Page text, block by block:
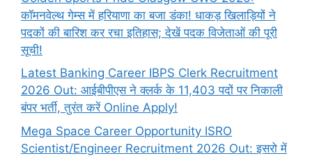
कॉमनवेल्थ गेम्स में हरियाणा का बजा डंका! धाकड़ खिलाड़ियों ने
पदकों की बारिश कर रचा इतिहास; देखें पदक विजेताओं की पूरी
सूची!
Latest Banking Career IBPS Clerk Recruitment
2026 Out: आईबीपीएस ने क्लर्क के 11,403 पदों पर निकाली
बंपर भर्ती, तुरंत करें Online Apply!
Mega Space Career Opportunity ISRO
Scientist/Engineer Recruitment 2026 Out: इसरो में